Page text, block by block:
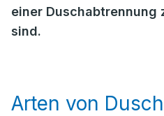
einer Duschabtrennung
sind.
Arten von